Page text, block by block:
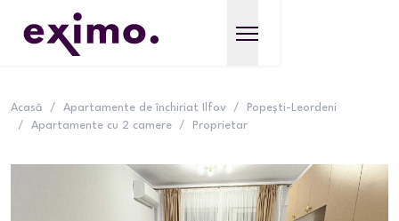
Acasă / Apartamente de închiriat Ilfov /
Popești-Leordeni
/
Apartamente cu 2 camere / Proprietar